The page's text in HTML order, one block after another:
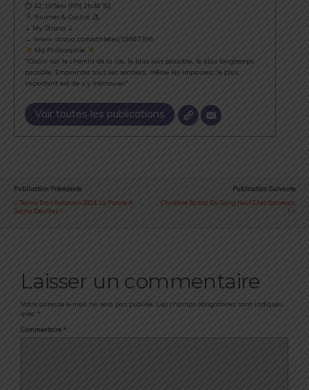
⏱ 42.195km [RP] 2h46’52
Runner & Cyclist
⇣ My Strava ⇣
→ www.strava.com/athletes/18867396
Ma Philosophie
"Courir sur le chemin de la vie, le plus loin possible, le plus longtemps
possible. Emprunter tous les sentiers, même les impasses, le plus
important est de s’y (re)trouver".
Voir toutes les publications
Publication Précédente
Teams Trail Salomon 2014, La Parole À
Sacha Devillaz !
Publication Suivante
Christine Tarbis, Du Sang Neuf Chez Salomon
!
Laisser un commentaire
Votre adresse e-mail ne sera pas publiée. Les champs obligatoires sont indiqués
avec *
Commentaire *